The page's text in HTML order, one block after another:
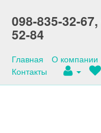
098-835-32-67,
52-84
Главная О компании
Контакты